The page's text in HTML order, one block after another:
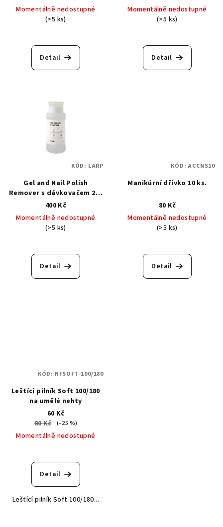
Momentálně nedostupné
(>5 ks)
Detail
Momentálně nedostupné
(>5 ks)
Detail
Gel and Nail Polish
Remover s dávkovačem 200
ml. - Odstraňovač laku a
gellaku s dávkovačem
400 Kč
Momentálně nedostupné
(>5 ks)
hodnocení
produktu
Detail
KÓD: LARP
Manikúrní dřívko 10 ks.
80 Kč
Momentálně nedostupné
(>5 ks)
Detail
KÓD:ACCNS10
Leštící pilník Soft 100/180
na umělé nehty
60 Kč
80 Kč
(–25 %)
Momentálně nedostupné
hodnocení
produktu
z
Detail
Leštící pilník Soft 100/180...
KÓD: NFSOFT-100/180